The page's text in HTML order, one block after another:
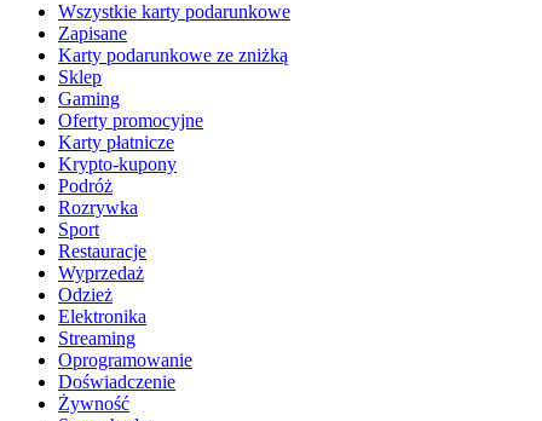
Wszystkie karty podarunkowe
Zapisane
Karty podarunkowe ze zniżką
Sklep
Gaming
Oferty promocyjne
Karty płatnicze
Krypto-kupony
Podróż
Rozrywka
Sport
Restauracje
Wyprzedaż
Odzież
Elektronika
Streaming
Oprogramowanie
Doświadczenie
Żywność